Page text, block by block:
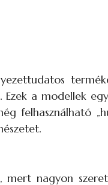
a modellek
felhasználható
nagyon